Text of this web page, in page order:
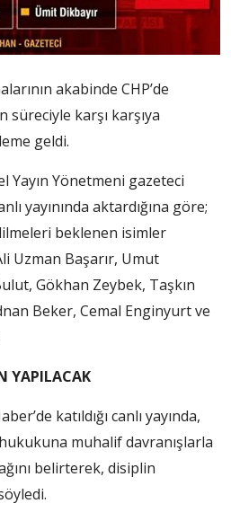
akabinde CHP’de
karşı karşıya
geldi.
Yayın Yönetmeni gazeteci
yayınında aktardığına göre;
beklenen isimler
Uzman Başarır, Umut
Gökhan Zeybek, Taşkın
Beker, Cemal Enginyurt ve
YAPILACAK
katıldığı canlı yayında,
muhalif davranışlarla
belirterek, disiplin